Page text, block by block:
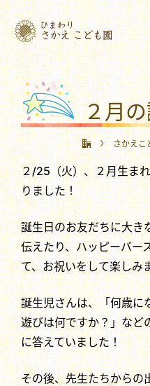
２月
さかえこ
２/25（火）、２月生ま
りました！
誕生日のお友だちに大き
伝えたり、ハッピーバー
て、お祝いをして楽しみ
誕生児さんは、「何歳に
遊びは何ですか？」など
に答えていました！
その後、先生たちからの